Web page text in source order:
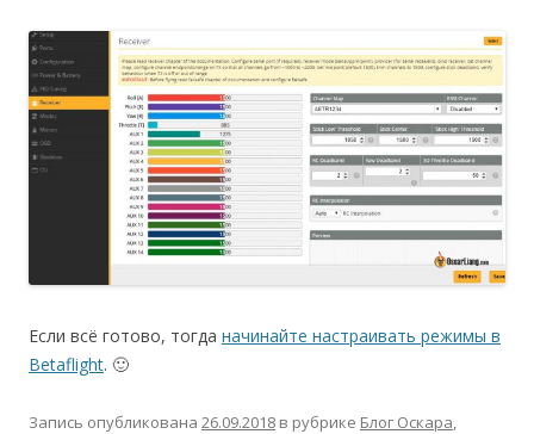
Если всё готово, тогда начинайте настраивать режимы в
Betaflight. 🙂
Запись опубликована 26.09.2018 в рубрике Блог Оскара,